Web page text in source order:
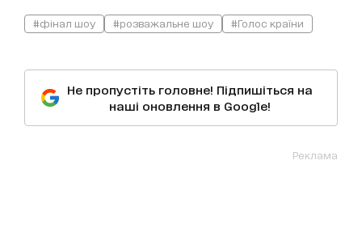
#фінал шоу #розважальне шоу #Голос країни
Не пропустіть головне! Підпишіться на
наші оновлення в Google!
Реклама